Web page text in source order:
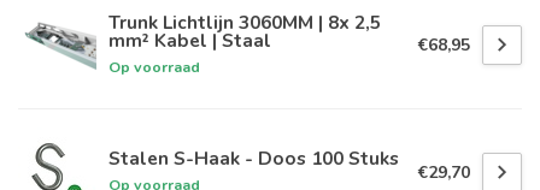
Trunk Lichtlijn 3060MM | 8x 2,5
mm² Kabel | Staal
Op voorraad
€68,95
Stalen S-Haak - Doos 100 Stuks
Op voorraad
€29,70